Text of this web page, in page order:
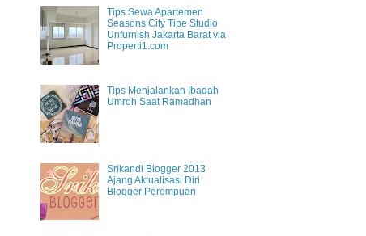
Tips Sewa Apartemen
Seasons City Tipe Studio
Unfurnish Jakarta Barat via
Properti1.com
Tips Menjalankan Ibadah
Umroh Saat Ramadhan
Srikandi Blogger 2013
Ajang Aktualisasi Diri
Blogger Perempuan